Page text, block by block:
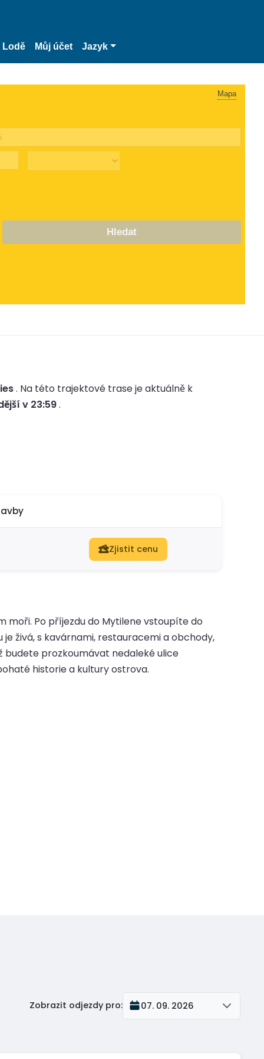
Lodě Můj účet Jazyk
Mapa
Hledat
. Na této trajektové trase je aktuálně k
v 23:59.
Zjistit cenu
moři. Po příjezdu do Mytilene vstoupíte do
živá, s kavárnami, restauracemi a obchody,
budete prozkoumávat nedaleké ulice
historie a kultury ostrova.
Zobrazit odjezdy pro: 07. 09. 2026